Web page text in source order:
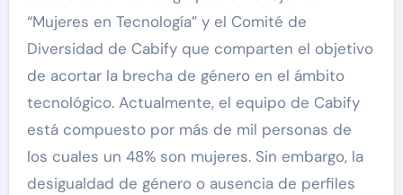
“Mujeres en Tecnología” y el Comité de
Diversidad de Cabify que comparten el objetivo
de acortar la brecha de género en el ámbito
tecnológico. Actualmente, el equipo de Cabify
está compuesto por más de mil personas de
los cuales un 48% son mujeres. Sin embargo, la
desigualdad de género o ausencia de perfiles